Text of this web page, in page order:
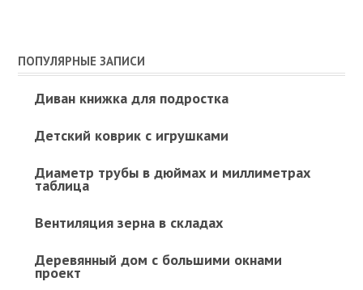
ПОПУЛЯРНЫЕ ЗАПИСИ
Диван книжка для подростка
Детский коврик с игрушками
Диаметр трубы в дюймах и миллиметрах
таблица
Вентиляция зерна в складах
Деревянный дом с большими окнами
проект